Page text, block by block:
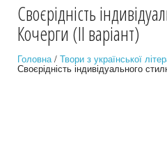
Своєрідність
Кочерги (ІІ варіант)
Головна/ Твори з української
Своєрідність індивідуального